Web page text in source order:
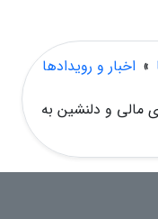
» اخبار و رویدادها
از شیراز پاییز 1404: سفری مالی و دلنشین به